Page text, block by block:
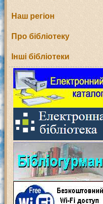
Наш регіон
Про бібліотеку
Інші бібліотеки